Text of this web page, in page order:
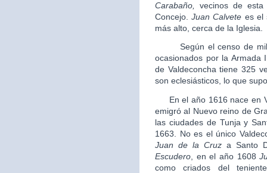
Carabaño
vecinos de
Concejo.Juan Calvete es el
más alto, cerca de la Iglesia.
Según el censo de
ocasionados por la Armada
de Valdeconcha tiene 325
son eclesiásticos, lo que
En el año 1616 nace en
emigró al Nuevo reino de
las ciudades de Tunja y
1663. No es el único
Juan de la Cruz a Santo
Escudero , en el año 1608
como criados del